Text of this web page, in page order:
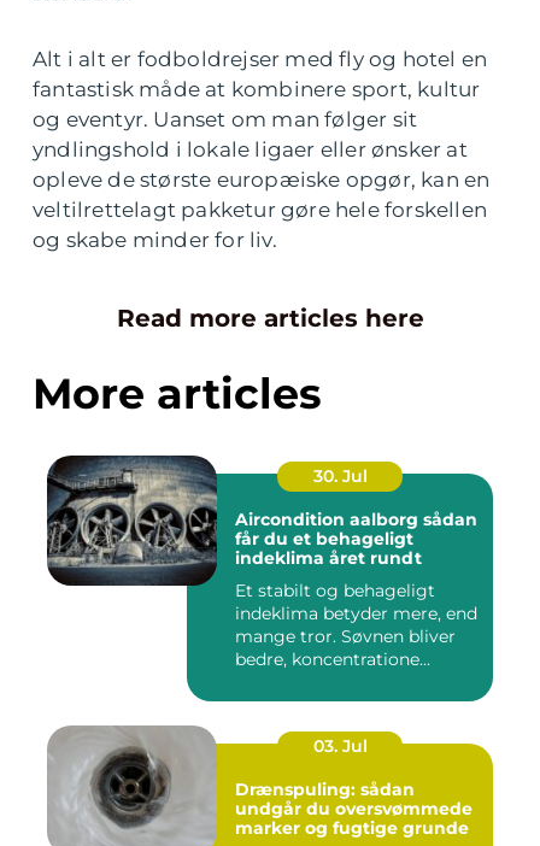
Alt i alt er fodboldrejser med fly og hotel en
fantastisk måde at kombinere sport, kultur
og eventyr. Uanset om man følger sit
yndlingshold i lokale ligaer eller ønsker at
opleve de største europæiske opgør, kan en
veltilrettelagt pakketur gøre hele forskellen
og skabe minder for liv.
Read more articles here
More articles
30. Jul
Aircondition aalborg sådan
får du et behageligt
indeklima året rundt
Et stabilt og behageligt
indeklima betyder mere, end
mange tror. Søvnen bliver
bedre, koncentratione...
03. Jul
Drænspuling: sådan
undgår du oversvømmede
marker og fugtige grunde